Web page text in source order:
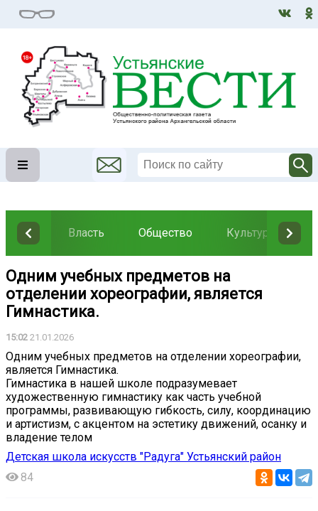
Власть Общество Культура
Одним учебных предметов на
отделении хореографии, является
Гимнастика.
15:02 21.01.2026
Одним учебных предметов на отделении хореографии,
является Гимнастика.
Гимнастика в нашей школе подразумевает
художественную гимнастику как часть учебной
программы, развивающую гибкость, силу, координацию
и артистизм, с акцентом на эстетику движений, осанку и
владение телом
Детская школа искусств "Радуга" Устьянский район
84